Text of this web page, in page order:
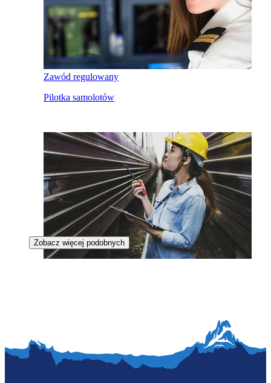
Zawód regulowany
Pilotka samolotów
Zobacz więcej podobnych